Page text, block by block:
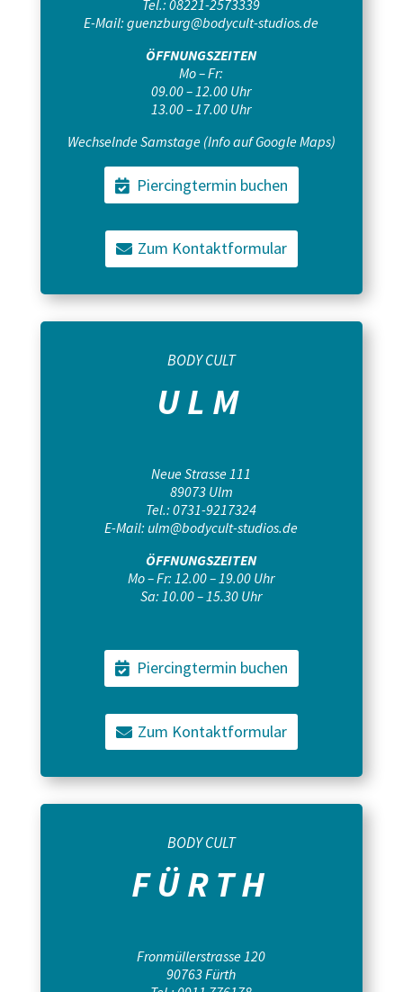
Tel.: 08221-2573339
E-Mail:guenzburg@bodycult-studios.de
ÖFFNUNGSZEITEN
Mo – Fr:
09.00 – 12.00 Uhr
13.00 – 17.00 Uhr
Wechselnde Samstage (Info auf Google Maps)
Piercingtermin buchen
Zum Kontaktformular
BODY CULT
ULM
Neue Strasse 111
89073 Ulm
Tel.:0731-9217324
E-Mail: ulm@bodycult-studios.de
ÖFFNUNGSZEITEN
Mo – Fr: 12.00 – 19.00 Uhr
Sa: 10.00 – 15.30 Uhr
Piercingtermin buchen
Zum Kontaktformular
BODY CULT
FÜRTH
Fronmüllerstrasse 120
90763 Fürth